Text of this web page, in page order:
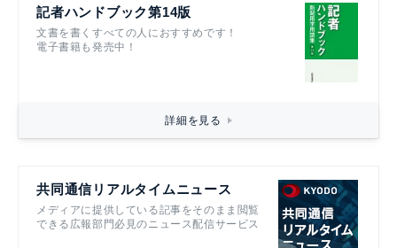
記者ハンドブック第14版
文書を書くすべての人におすすめです！
電子書籍も発売中！
詳細を見る
共同通信リアルタイムニュース
メディアに提供している記事をそのまま閲覧
できる広報部門必見のニュース配信サービス